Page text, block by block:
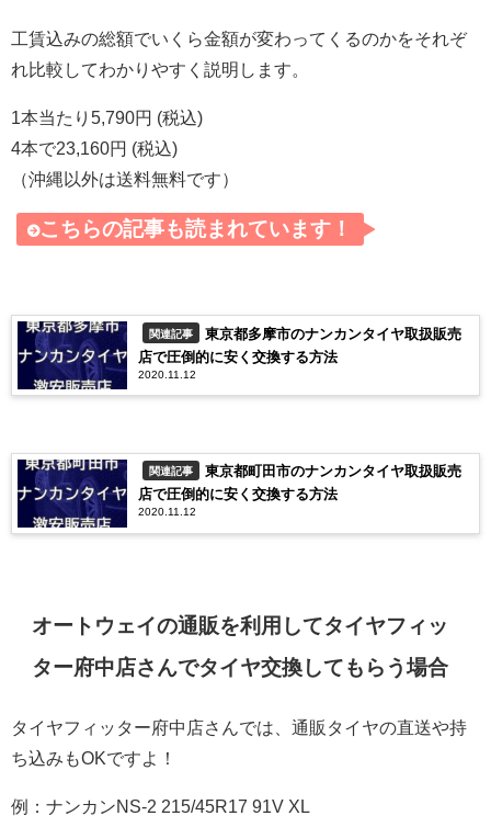
工賃込みの総額でいくら金額が変わってくるのかをそれぞ
れ比較してわかりやすく説明します。
1本当たり5,790円 (税込)
4本で23,160円 (税込)
（沖縄以外は送料無料です）
こちらの記事も読まれています！
関連記事
東京都多摩市のナンカンタイヤ取扱販売
店で圧倒的に安く交換する方法
2020.11.12
関連記事
東京都町田市のナンカンタイヤ取扱販売
店で圧倒的に安く交換する方法
2020.11.12
オートウェイの通販を利用してタイヤフィッ
ター府中店さんでタイヤ交換してもらう場合
タイヤフィッター府中店さんでは、通販タイヤの直送や持
ち込みもOKですよ！
例：ナンカンNS-2 215/45R17 91V XL